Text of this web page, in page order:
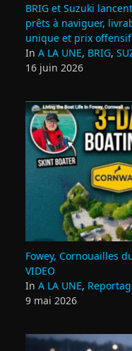
BRIG et Suzuki
prêts à naviguer,
unique et prix offensif
In A LA UNE, BRIG,
16 juin 2026
Fowey, Cornouailles
VIDEO
In A LA UNE,
9 mai 2026